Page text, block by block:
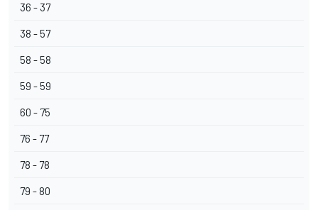
36 - 37
38 - 57
58 - 58
59 - 59
60 - 75
76 - 77
78 - 78
79 - 80